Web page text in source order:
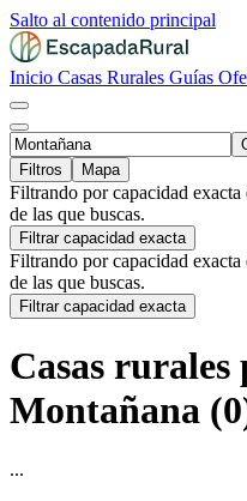
Salto al contenido principal
Inicio Casas Rurales Guías
Filtros
Mapa
Filtrando por capacidad exacta
de las que buscas.
Filtrar capacidad exacta
Filtrando por capacidad exacta
de las que buscas.
Filtrar capacidad exacta
Casas rurales
Montañana
...